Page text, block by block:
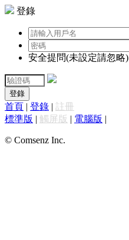
登錄
安全提問(未設定請忽略)
登錄
首頁 | 登錄 | 註冊
標準版 | 觸屏版 | 電腦版 |
© Comsenz Inc.